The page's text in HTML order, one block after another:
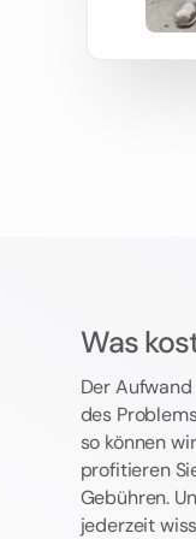
Was
Der
des
so können
profitieren
Gebühren.
jederzeit